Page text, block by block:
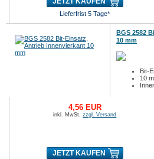
Lieferfrist 5 Tage*
BGS 2582
10 mm
Bit-
10
4,56 EUR
inkl. MwSt.zzgl. Versand
JETZT KAUFEN